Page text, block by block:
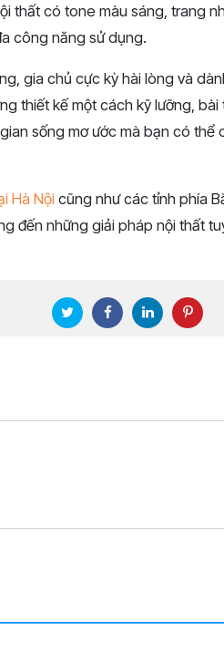
thất có tone màu sáng, trang
công năng sử dụng.
gia chủ cực kỳ hài lòng và
thiết kế một cách kỹ lưỡng, bài
sống mơ ước mà bạn có thể
Hà Nội cũng như các tỉnh phía
đến những giải pháp nội thất